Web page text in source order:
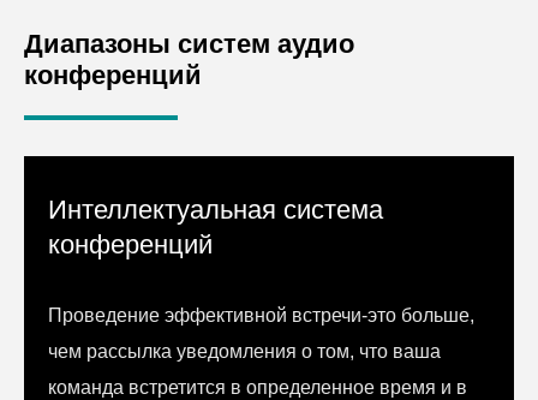
Диапазоны систем аудио
конференций
Интеллектуальная система
конференций
Проведение эффективной встречи-это больше,
чем рассылка уведомления о том, что ваша
команда встретится в определенное время и в